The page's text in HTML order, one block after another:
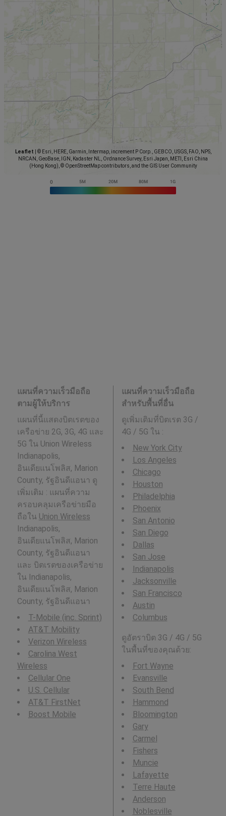
Leaflet
© Esri, HERE, Garmin, Intermap, increment P Corp., GEBCO, USGS, FAO, NPS,
NRCAN, GeoBase, IGN, Kadaster NL, Ordnance Survey, Esri Japan, METI, Esri China
(Hong Kong), © OpenStreetMap contributors, and the GIS User Community
แผนที่ความเร็วมือถือ
ตามผู้ให้บริการ
แผนที่นี้แสดงบิตเรตของ
เครือข่าย 2G, 3G, 4G และ
5G ใน Union Wireless
Indianapolis,
อินเดียแนโพลิส, Marion
County, รัฐอินดีแอนา ดู
เพิ่มเติม : แผนที่ความ
ครอบคลุมเครือข่ายมือ
ถือใน Union Wireless
Indianapolis,
อินเดียแนโพลิส, Marion
County, รัฐอินดีแอนา
และ บิตเรตของเครือข่าย
ใน Indianapolis,
อินเดียแนโพลิส, Marion
County, รัฐอินดีแอนา
T-Mobile (inc. Sprint)
AT&T Mobility
Verizon Wireless
Carolina West
Wireless
Cellular One
U.S. Cellular
AT&T FirstNet
Boost Mobile
แผนที่ความเร็วมือถือ
สำหรับพื้นที่อื่น
ดูเพิ่มเติมที่บิตเรต 3G /
4G / 5G ใน :
New York City
Los Angeles
Chicago
Houston
Philadelphia
Phoenix
San Antonio
San Diego
Dallas
San Jose
Indianapolis
Jacksonville
San Francisco
Austin
Columbus
ดูอัตราบิต 3G / 4G / 5G
ในพื้นที่ของคุณด้วย:
Fort Wayne
Evansville
South Bend
Hammond
Bloomington
Gary
Carmel
Fishers
Muncie
Lafayette
Terre Haute
Anderson
Noblesville